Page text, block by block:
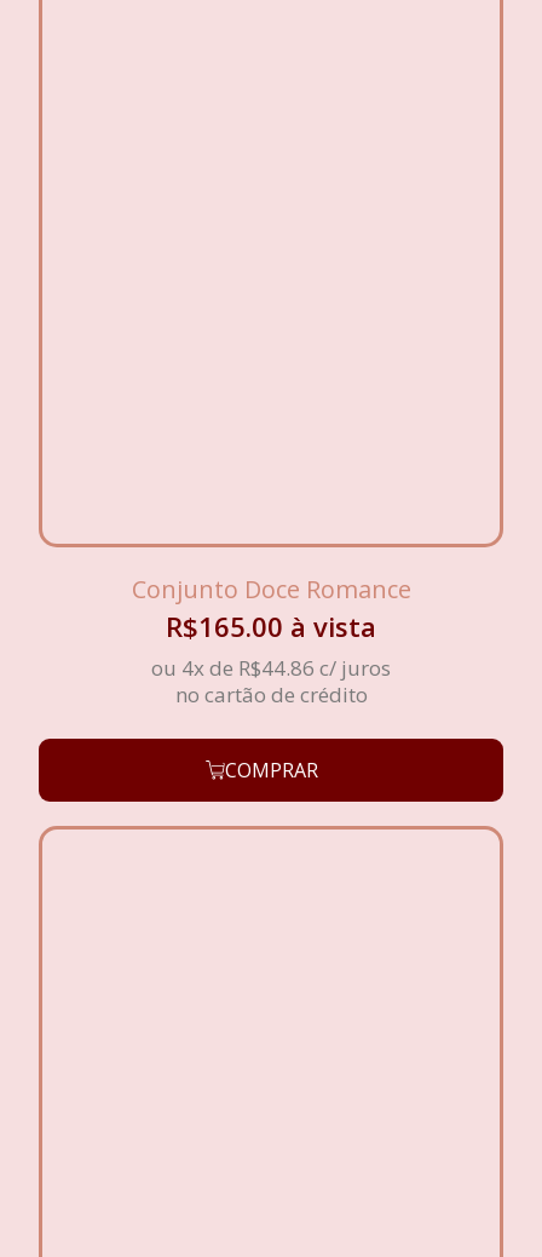
Conjunto Doce Romance
R$165.00 à vista
ou 4x de R$44.86 c/ juros
no cartão de crédito
COMPRAR